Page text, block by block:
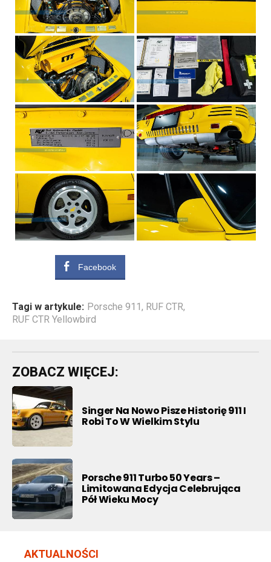
Facebook
Tagi w artykule: Porsche 911, RUF CTR,
RUF CTR Yellowbird
ZOBACZ WIĘCEJ:
Singer Na Nowo Pisze Historię 911 I
Robi To W Wielkim Stylu
Porsche 911 Turbo 50 Years –
Limitowana Edycja Celebrująca
Pół Wieku Mocy
AKTUALNOŚCI